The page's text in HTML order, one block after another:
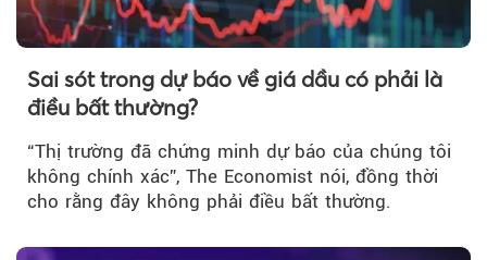
Sai sót trong dự báo về giá dầu có phải là
điều bất thường?
“Thị trường đã chứng minh dự báo của chúng tôi
không chính xác”, The Economist nói, đồng thời
cho rằng đây không phải điều bất thường.